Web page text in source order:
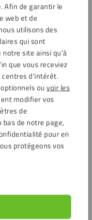
Afin de garantir le
web et de
utilisons des
qui sont
site ainsi qu’à
que vous receviez
d’intérêt.
ou voir les
modifier vos
de
de notre page,
pour en
protégeons vos
boutique en ligne
Les plaques peuvent
Aussi, tous les
plastiquesont
pour vous faciliter la
3 millimètres entre les
inférieure. Lorsque